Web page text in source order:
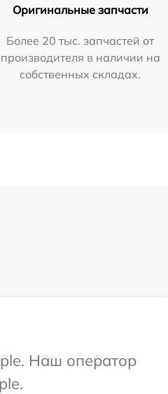
Оригинальные запчасти
Более 20 тыс. запчастей от
производителя в наличии на
собственных складах.
Наш оператор